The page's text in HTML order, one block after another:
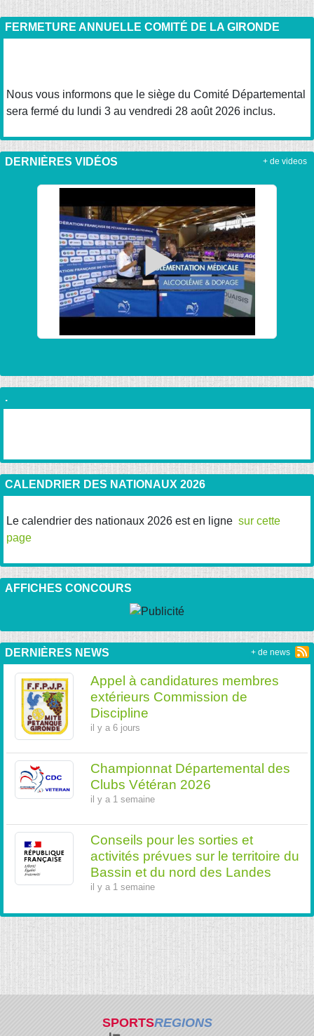
FERMETURE ANNUELLE COMITÉ DE LA GIRONDE
Nous vous informons que le siège du Comité Départemental
sera fermé du lundi 3 au vendredi 28 août 2026 inclus.
DERNIÈRES VIDÉOS + de videos
.
CALENDRIER DES NATIONAUX 2026
Le calendrier des nationaux 2026 est en ligne sur cette
page
AFFICHES CONCOURS
DERNIÈRES NEWS
Appel à candidatures membres
extérieurs Commission de
Discipline
il y a 6 jours
Championnat Départemental des
Clubs Vétéran 2026
il y a 1 semaine
Conseils pour les sorties et
activités prévues sur le territoire du
Bassin et du nord des Landes
il y a 1 semaine
+ de news
SPORTSREGIONS